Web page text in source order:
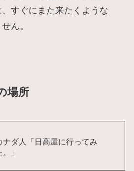
すぐにまた来たくような
ん。
場所
ナダ人「日高屋に行ってみ
。」